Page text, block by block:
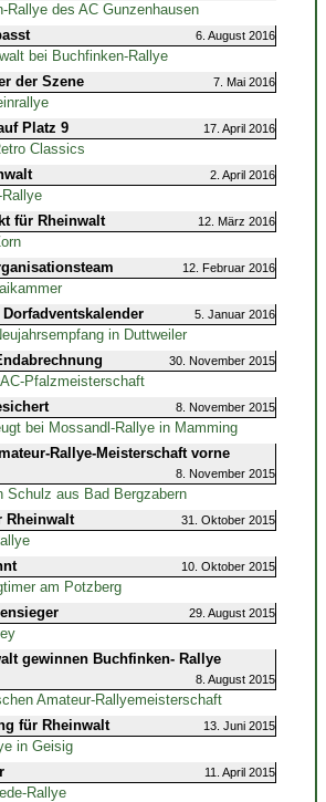
Rallye des AC Gunzenhausen
6. August 2016
bei Buchfinken-Rallye
der Szene
7. Mai 2016
Platz 9
17. April 2016
Classics
2. April 2016
Rallye
für Rheinwalt
12. März 2016
12. Februar 2016
5. Januar 2016
in Duttweiler
30. November 2015
Pfalzmeisterschaft
8. November 2015
bei Mossandl-Rallye in Mamming
Rallye-Meisterschaft vorne
8. November 2015
Schulz aus Bad Bergzabern
Rheinwalt
31. Oktober 2015
10. Oktober 2015
am Potzberg
29. August 2015
gewinnen Buchfinken- Rallye
8. August 2015
Amateur-Rallyemeisterschaft
für Rheinwalt
13. Juni 2015
in Geisig
11. April 2015
Rallye